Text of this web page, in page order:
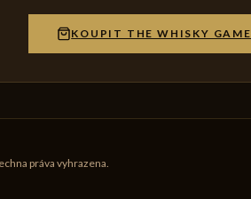
KOUPIT THE WHISKY GAME
práva vyhrazena.